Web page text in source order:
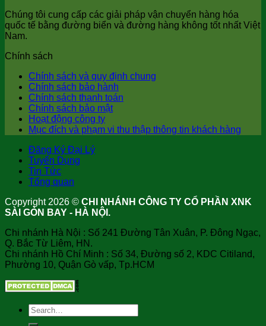
Chúng tôi cung cấp các giải pháp vận chuyển hàng hóa
quốc tế bằng đường biển và đường hàng không tốt nhất Việt
Nam.
Chính sách
Chính sách và quy định chung
Chính sách bảo hành
Chính sách thanh toán
Chính sách bảo mật
Hoạt động công ty
Mục đích và phạm vi thu thập thông tin khách hàng
Đăng Ký Đại Lý
Tuyển Dụng
Tin Tức
Tổng quan
Copyright 2026 © CHI NHÁNH CÔNG TY CỔ PHẦN XNK
SÀI GÒN BAY - HÀ NỘI.
Chi nhánh Hà Nội : Số 241 Đường Tân Xuân, P. Đông Ngạc,
Q. Bắc Từ Liêm, HN.
Chi nhánh Hồ Chí Minh : Số 34, Đường số 2, KDC Citiland,
Phường 10, Quận Gò vấp, Tp.HCM